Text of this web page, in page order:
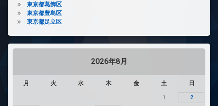
東京都葛飾区
東京都豊島区
東京都足立区
2026年8月
月 火 水 木 金 土 日
1 2